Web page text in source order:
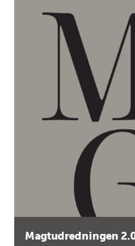
Magtudredningen